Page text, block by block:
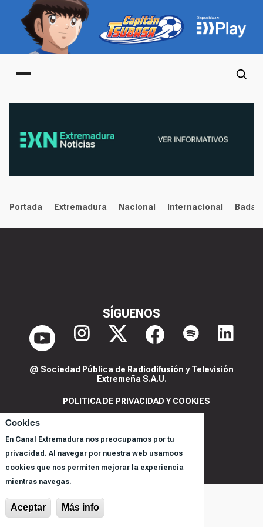
Cookies
En Canal Extremadura nos preocupamos por tu
privacidad. Al navegar por nuestra web usamoos
cookies que nos permiten mejorar la experiencia
mientras navegas.
Aceptar Más info
Main menu
noticias
Portada Extremadura Nacional Internacional
SÍGUENOS
@ Sociedad Pública de Radiodifusión y Televisión
Extremeña S.A.U.
POLITICA DE PRIVACIDAD Y COOKIES
REGISTRO DE PROGRAMAS